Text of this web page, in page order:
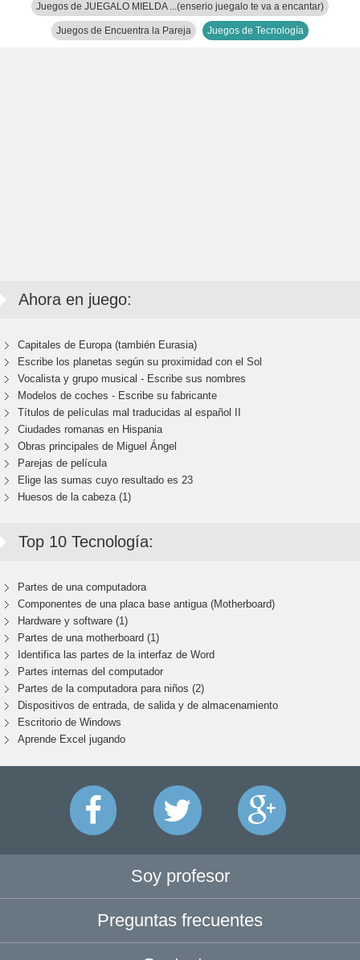
Juegos de JUEGALO MIELDA ...(enserio juegalo te va a encantar)
Juegos de Encuentra la Pareja Juegos de Tecnología
Ahora en juego:
Capitales de Europa (también Eurasia)
Escribe los planetas según su proximidad con el Sol
Vocalista y grupo musical - Escribe sus nombres
Modelos de coches - Escribe su fabricante
Títulos de películas mal traducidas al español II
Ciudades romanas en Hispania
Obras principales de Miguel Ángel
Parejas de película
Elige las sumas cuyo resultado es 23
Huesos de la cabeza (1)
Top 10 Tecnología:
Partes de una computadora
Componentes de una placa base antigua (Motherboard)
Hardware y software (1)
Partes de una motherboard (1)
Identifica las partes de la interfaz de Word
Partes internas del computador
Partes de la computadora para niños (2)
Dispositivos de entrada, de salida y de almacenamiento
Escritorio de Windows
Aprende Excel jugando
Soy profesor
Preguntas frecuentes